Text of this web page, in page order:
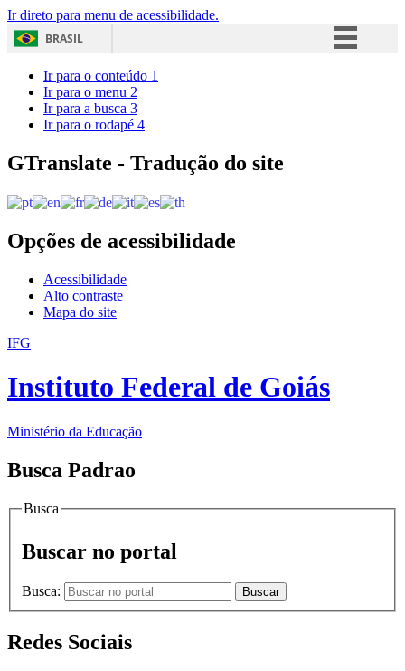
Ir direto para menu de acessibilidade.
BRASIL
Acesso à informação
Ir para o conteúdo 1
Ir para o menu 2
Ir para a busca 3
Ir para o rodapé 4
GTranslate - Tradução do site
Opções de acessibilidade
Acessibilidade
Alto contraste
Mapa do site
IFG
Instituto Federal de Goiás
Ministério da Educação
Busca Padrao
Busca
Buscar no portal
Busca: Buscar
Redes Sociais